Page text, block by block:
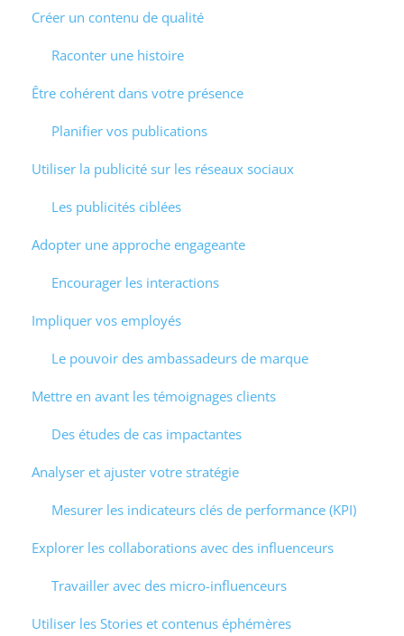
Créer un contenu de qualité
Raconter une histoire
Être cohérent dans votre présence
Planifier vos publications
Utiliser la publicité sur les réseaux sociaux
Les publicités ciblées
Adopter une approche engageante
Encourager les interactions
Impliquer vos employés
Le pouvoir des ambassadeurs de marque
Mettre en avant les témoignages clients
Des études de cas impactantes
Analyser et ajuster votre stratégie
Mesurer les indicateurs clés de performance (KPI)
Explorer les collaborations avec des influenceurs
Travailler avec des micro-influenceurs
Utiliser les Stories et contenus éphémères